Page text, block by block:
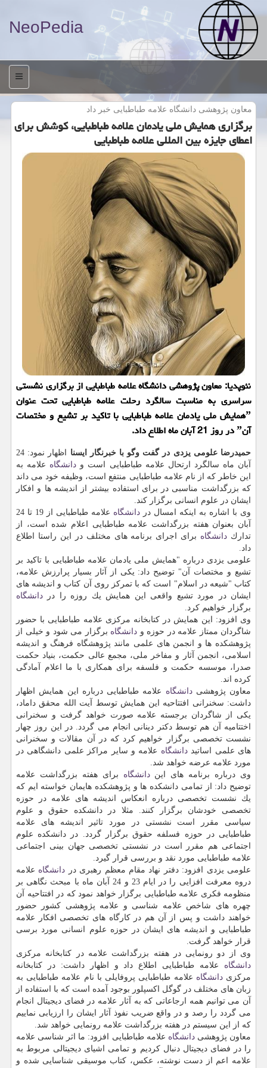
NeoPedia
منو
معاون پژوهشی دانشگاه علامه طباطبایی خبر داد
برگزاری همایش ملی یادمان علامه طباطبایی، كوشش برای
اعطای جایزه بین المللی علامه طباطبایی
نئوپدیا: معاون پژوهشی دانشگاه علامه طباطبایی از برگزاری نشستی
سراسری به مناسبت سالگرد رحلت علامه طباطبایی تحت عنوان
ˮهمایش ملی یادمان علامه طباطبایی با تاكید بر تشیع و مختصات
آنˮ در روز 21 آبان ماه اطلاع داد.
حمیدرضا علومی یزدی در گفت وگو با خبرنگار ایسنا
اظهار نمود: 24
آبان ماه سالگرد ارتحال علامه طباطبایی است و دانشگاه علامه به
این خاطر كه از نام علامه طباطبایی منتفع است، وظیفه خود می داند
كه بزرگداشت مناسبی در برای استفاده بیشتر از اندیشه ها و افكار
ایشان در علوم انسانی برگزار كند.
وی با اشاره به اینكه امسال در دانشگاه
علامه طباطبایی از 19 تا 24
آبان بعنوان هفته بزرگداشت علامه طباطبایی اعلام شده است، از
تدارك دانشگاه برای اجرای برنامه های مختلف در این راستا اطلاع
داد.
علومی یزدی درباره "همایش ملی یادمان علامه طباطبایی با تاكید بر
تشیع و مختصات آن" توضیح داد: یكی از آثار بسیار پرارزش علامه،
كتاب "شیعه در اسلام" است كه با تمركز روی آن كتاب و اندیشه های
ایشان در مورد تشیع واقعی این همایش یك روزه را در دانشگاه
برگزار خواهیم كرد.
وی افزود: این همایش در كتابخانه مركزی علامه طباطبایی با حضور
شاگردان ممتاز علامه در حوزه و دانشگاه برگزار می شود و خیلی از
پژوهشكده ها و انجمن های علمی مانند پژوهشگاه فرهنگ و اندیشه
اسلامی، انجمن آثار و مفاخر ملی، مجمع عالی حكمت، بنیاد حكمت
صدرا، موسسه حكمت و فلسفه برای همكاری با ما اعلام آمادگی
كرده اند.
معاون پژوهشیدانشگاه علامه طباطبایی درباره این همایش اظهار
داشت: سخنرانی افتتاحیه این همایش توسط آیت الله محقق داماد،
یكی از شاگردان برجسته علامه صورت خواهد گرفت و سخنرانی
اختتامیه آن هم توسط دكتر دینانی انجام می گردد. در این روز چهار
نشست تخصصی برگزار خواهیم كرد كه در آن مقالات و سخنرانی
های علمی اساتیددانشگاه علامه و سایر مراكز علمی دانشگاهی در
مورد علامه عرضه خواهد شد.
وی درباره برنامه های ایندانشگاه برای هفته بزرگداشت علامه
توضیح داد: از تمامی دانشكده ها و پژوهشكده هایمان خواسته ایم كه
یك نشست تخصصی درباره انعكاس اندیشه های علامه در حوزه
تخصصی خودشان برگزار كنند. مثلا در دانشكده حقوق و علوم
سیاسی مقرر است نشستی در مورد تاثیر اندیشه های علامه
طباطبایی در حوزه فسلفه حقوق برگزار گردد. در دانشكده علوم
اجتماعی هم مقرر است در نشستی تخصصی جهان بینی اجتماعی
علامه طباطبایی مورد نقد و بررسی قرار گیرد.
علومی یزدی افزود: دفتر نهاد مقام معظم رهبری در دانشگاه علامه
دروه معرفت افزایی را در ایام 23 و 24 آبان ماه با مبحث نگاهی بر
منظومه فكری علامه طباطبایی برگزار خواهد نمود كه در افتتاحیه آن
چهره های شاخص علامه شناسی و علامه پژوهشی كشور حضور
خواهند داشت و پس از آن هم در كارگاه های تخصصی افكار علامه
طباطبایی و اندیشه های ایشان در حوزه علوم انسانی مورد برسی
قرار خواهد گرفت.
وی از دو رونمایی در هفته بزرگداشت علامه در كتابخانه مركزی
دانشگاه علامه طباطبایی اطلاع داد و اظهار داشت: در كتابخانه
مركزیدانشگاه علامه طباطبایی پروفایلی با نام علامه طباطبایی به
زبان های مختلف در گوگل اكسپلور بوجود آمده است كه با استفاده از
آن می توانیم همه ارجاعاتی كه به آثار علامه در فضای دیجیتال انجام
می گردد را رصد و در واقع ضریب نفوذ آثار ایشان را ارزیابی نماییم
كه از این سیستم در هفته بزرگداشت علامه رونمایی خواهد شد.
معاون پژوهشیدانشگاه علامه طباطبایی افزود: ما اثر شناسی علامه
را در فضای دیجیتال دنبال كردیم و تمامی اشیای دیجیتالی مربوط به
علامه اعم از دست نوشته، عكس، كتاب موسیقی شناسایی شده و